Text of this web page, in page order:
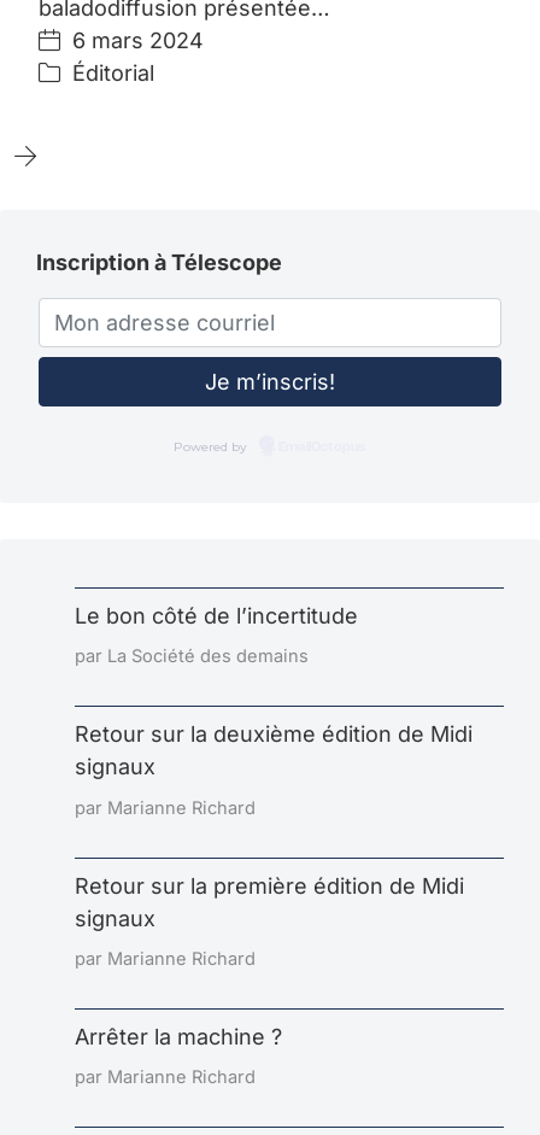
baladodiffusion présentée…
6 mars 2024
Éditorial
Inscription à Télescope
Powered by
Le bon côté de l’incertitude
par La Société des demains
Retour sur la deuxième édition de Midi
signaux
par Marianne Richard
Retour sur la première édition de Midi
signaux
par Marianne Richard
Arrêter la machine ?
par Marianne Richard